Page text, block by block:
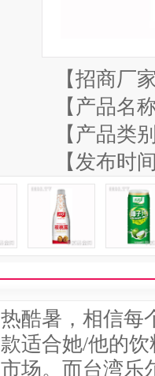
【招商厂
【产品名
【产品类
【发布时
暑，相信每
适合她/他的
场。而台湾乐